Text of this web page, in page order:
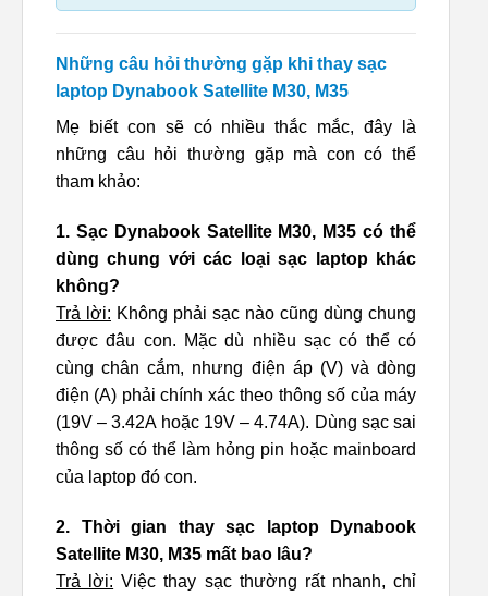
Những câu hỏi thường gặp khi thay sạc
laptop Dynabook Satellite M30, M35
Mẹ biết con sẽ có nhiều thắc mắc, đây là
những câu hỏi thường gặp mà con có thể
tham khảo:
1. Sạc Dynabook Satellite M30, M35 có thể
dùng chung với các loại sạc laptop khác
không?
Trả lời: Không phải sạc nào cũng dùng chung
được đâu con. Mặc dù nhiều sạc có thể có
cùng chân cắm, nhưng điện áp (V) và dòng
điện (A) phải chính xác theo thông số của máy
(19V – 3.42A hoặc 19V – 4.74A). Dùng sạc sai
thông số có thể làm hỏng pin hoặc mainboard
của laptop đó con.
2. Thời gian thay sạc laptop Dynabook
Satellite M30, M35 mất bao lâu?
Trả lời: Việc thay sạc thường rất nhanh, chỉ